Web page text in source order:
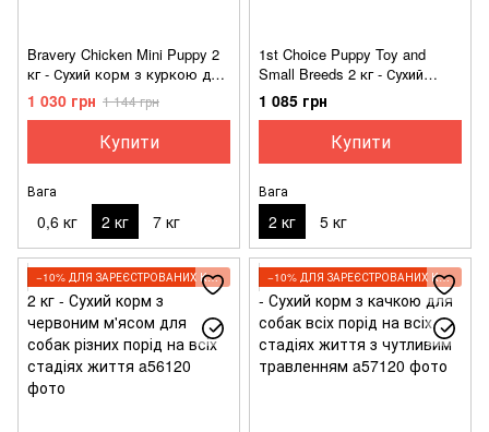
Bravery Chicken Mini Puppy 2
кг - Сухий корм з куркою для
цуценят дрібних порід
1 030 грн 1 144 грн
Купити
Вага
0,6 кг 2 кг 7 кг
1st Choice Puppy Toy and
Small Breeds 2 кг - Сухий
корм з куркою для цуценят
міні та малих порід
1 085 грн
Купити
Вага
2 кг 5 кг
−10% ДЛЯ ЗАРЕЄСТРОВАНИХ КЛІЄНТІВ −10% ДЛЯ ЗАРЕЄСТРОВАНИХ КЛІЄНТІВ